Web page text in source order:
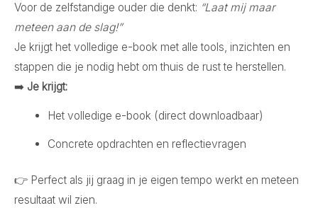
Voor de zelfstandige ouder die denkt: “Laat mij maar
meteen aan de slag!”
Je krijgt het volledige e-book met alle tools, inzichten en
stappen die je nodig hebt om thuis de rust te herstellen.
➡️ Je krijgt:
Het volledige e-book (direct downloadbaar)
Concrete opdrachten en reflectievragen
👉 Perfect als jij graag in je eigen tempo werkt en meteen
resultaat wil zien.